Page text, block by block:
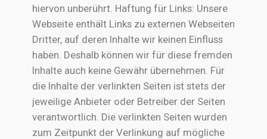
hiervon unberührt. Haftung für Links: Unsere
Webseite enthält Links zu externen Webseiten
Dritter, auf deren Inhalte wir keinen Einfluss
haben. Deshalb können wir für diese fremden
Inhalte auch keine Gewähr übernehmen. Für
die Inhalte der verlinkten Seiten ist stets der
jeweilige Anbieter oder Betreiber der Seiten
verantwortlich. Die verlinkten Seiten wurden
zum Zeitpunkt der Verlinkung auf mögliche